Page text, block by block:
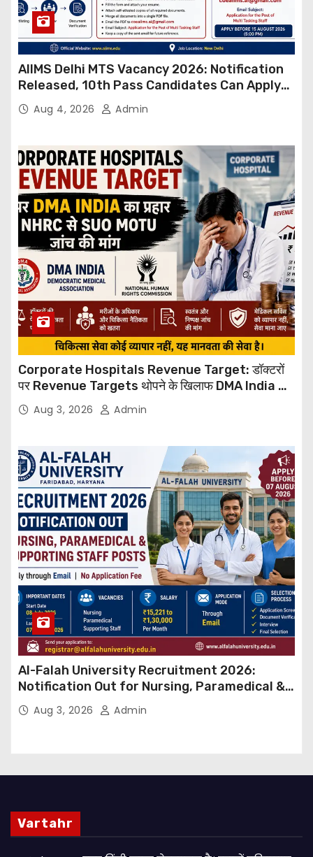
AIIMS Delhi MTS Vacancy 2026: Notification
Released, 10th Pass Candidates Can Apply
Through Email
Aug 4, 2026 Admin
Corporate Hospitals Revenue Target: डॉक्टरों
पर Revenue Targets थोपने के खिलाफ DMA India का
बड़ा कदम, NHRC से Suo Motu जांच की मांग
Aug 3, 2026 Admin
Al-Falah University Recruitment 2026:
Notification Out for Nursing, Paramedical &
Supporting Staff Posts, Apply Through Email
Aug 3, 2026 Admin
Vartahr